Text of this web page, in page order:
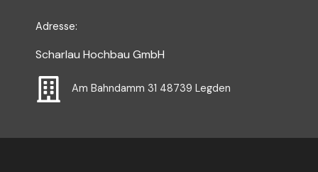
Adresse:
Scharlau Hochbau GmbH
Am Bahndamm 31 48739 Legden